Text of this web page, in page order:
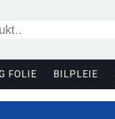
FOLIE BILPLEIE